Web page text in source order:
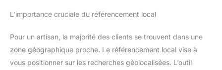
L’importance cruciale du référencement local
Pour un artisan, la majorité des clients se trouvent dans une
zone géographique proche. Le référencement local vise à
vous positionner sur les recherches géolocalisées. L’outil